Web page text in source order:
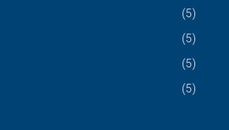
(5)
(5)
(5)
(5)